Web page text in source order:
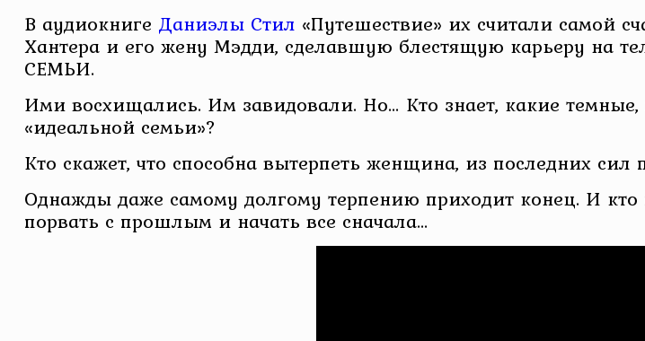
В аудиокниге Даниэлы Стил «Путешествие» их считали самой
Хантера и его жену Мэдди, сделавшую блестящую карьеру на
СЕМЬИ.
Ими восхищались. Им завидовали. Но… Кто знает, какие
«идеальной семьи»?
Кто скажет, что способна вытерпеть женщина, из последних
Однажды даже самому долгому терпению приходит конец. И
порвать с прошлым и начать все сначала…